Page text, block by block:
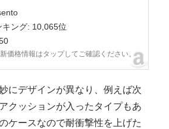
キング: 10,065位
価格情報はタップしてご確認ください。
にデザインが異なり、例えば次
クッションが入ったタイプもあ
ケースなので耐衝撃性を上げた